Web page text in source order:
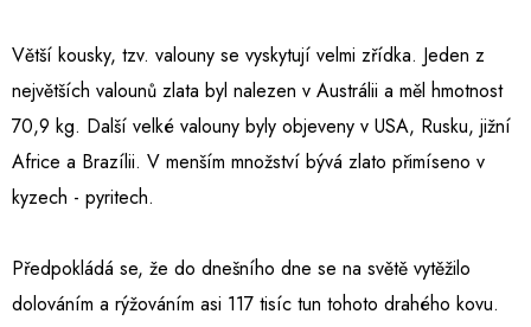
Větší kousky, tzv. valouny se vyskytují velmi zřídka. Jeden z
největších valounů zlata byl nalezen v Austrálii a měl hmotnost
70,9 kg. Další velké valouny byly objeveny v USA, Rusku, jižní
Africe a Brazílii. V menším množství bývá zlato přimíseno v
kyzech - pyritech.
Předpokládá se, že do dnešního dne se na světě vytěžilo
dolováním a rýžováním asi 117 tisíc tun tohoto drahého kovu.